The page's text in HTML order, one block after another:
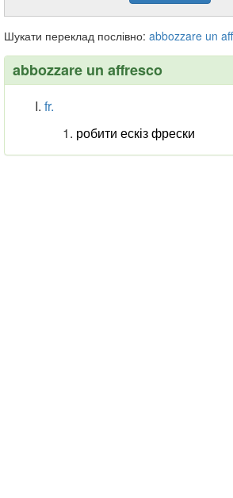
Шукати переклад послівно: abbozzare un
abbozzare un affresco
fr.
робити ескіз фрески